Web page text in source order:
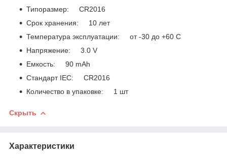
Типоразмер: CR2016
Срок хранения: 10 лет
Температура эксплуатации: от -30 до +60 С
Напряжение: 3.0 V
Емкость: 90 mAh
Стандарт IEC: CR2016
Количество в упаковке: 1 шт
Скрыть
Характеристики